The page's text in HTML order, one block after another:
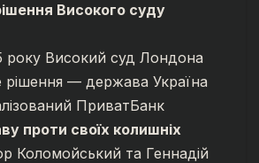
Високого суду
року Високий суд Лондона
рішення — держава Україна
ПриватБанк
проти своїх колишніх
Коломойський та Геннадій